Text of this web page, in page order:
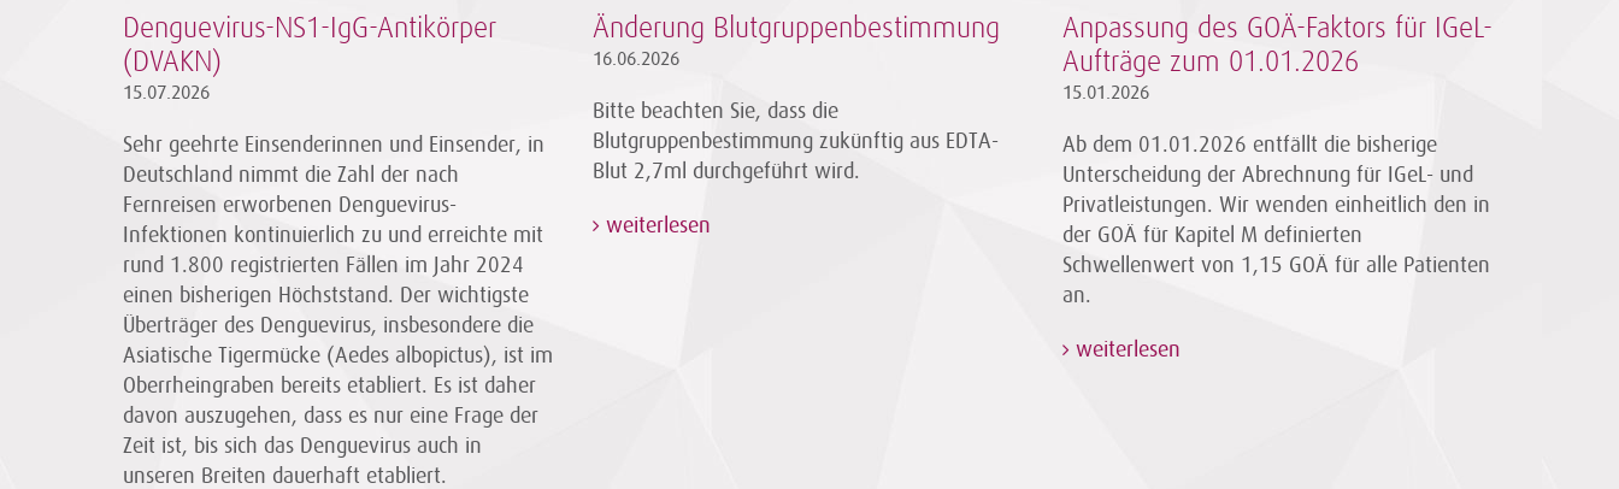
Denguevirus-NS1-IgG-Antikörper
(DVAKN)
15.07.2026
Sehr geehrte Einsenderinnen und Einsender, in
Deutschland nimmt die Zahl der nach
Fernreisen erworbenen Denguevirus-
Infektionen kontinuierlich zu und erreichte mit
rund 1.800 registrierten Fällen im Jahr 2024
einen bisherigen Höchststand. Der wichtigste
Überträger des Denguevirus, insbesondere die
Asiatische Tigermücke (Aedes albopictus), ist im
Oberrheingraben bereits etabliert. Es ist daher
davon auszugehen, dass es nur eine Frage der
Zeit ist, bis sich das Denguevirus auch in
unseren Breiten dauerhaft etabliert.
Änderung Blutgruppenbestimmung
16.06.2026
Bitte beachten Sie, dass die
Blutgruppenbestimmung zukünftig aus EDTA-
Blut 2,7ml durchgeführt wird.
weiterlesen
Anpassung des GOÄ-Faktors für IGeL-
Aufträge zum 01.01.2026
15.01.2026
Ab dem 01.01.2026 entfällt die bisherige
Unterscheidung der Abrechnung für IGeL- und
Privatleistungen. Wir wenden einheitlich den in
der GOÄ für Kapitel M definierten
Schwellenwert von 1,15 GOÄ für alle Patienten
an.
weiterlesen